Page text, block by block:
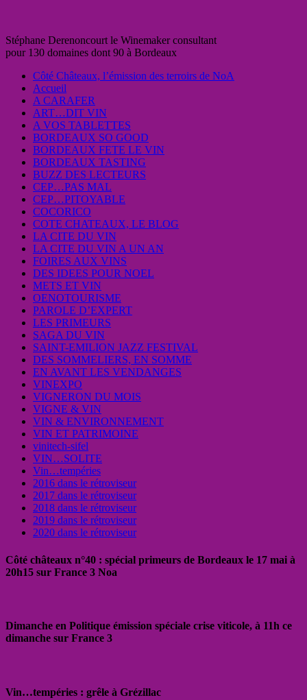
Stéphane Derenoncourt le Winemaker consultant
pour 130 domaines dont 90 à Bordeaux
Côté Châteaux, l’émission des terroirs de NoA
Accueil
A CARAFER
ART…DIT VIN
A VOS TABLETTES
BORDEAUX SO GOOD
BORDEAUX FETE LE VIN
BORDEAUX TASTING
BUZZ DES LECTEURS
CEP…PAS MAL
CEP…PITOYABLE
COCORICO
COTE CHATEAUX, LE BLOG
LA CITE DU VIN
LA CITE DU VIN A UN AN
FOIRES AUX VINS
DES IDEES POUR NOEL
METS ET VIN
OENOTOURISME
PAROLE D’EXPERT
LES PRIMEURS
SAGA DU VIN
SAINT-EMILION JAZZ FESTIVAL
DES SOMMELIERS, EN SOMME
EN AVANT LES VENDANGES
VINEXPO
VIGNERON DU MOIS
VIGNE & VIN
VIN & ENVIRONNEMENT
VIN ET PATRIMOINE
vinitech-sifel
VIN…SOLITE
Vin…tempéries
2016 dans le rétroviseur
2017 dans le rétroviseur
2018 dans le rétroviseur
2019 dans le rétroviseur
2020 dans le rétroviseur
Côté châteaux n°40 : spécial primeurs de Bordeaux le 17 mai à
20h15 sur France 3 Noa
Dimanche en Politique émission spéciale crise viticole, à 11h ce
dimanche sur France 3
Vin…tempéries : grêle à Grézillac